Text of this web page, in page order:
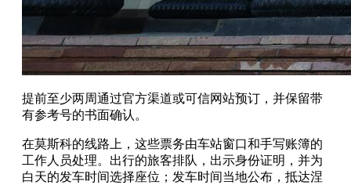
提前至少两周通过官方渠道或可信网站预订，并保留带
有参考号的书面确认。
在莫斯科的线路上，这些票务由车站窗口和手写账簿的
工作人员处理。出行的旅客排队，出示身份证明，并为
白天的发车时间选择座位；发车时间当地公布，抵达涅